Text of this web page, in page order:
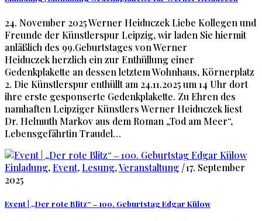
24. November 2025 Werner Heiduczek Liebe Kollegen und
Freunde der Künstlerspur Leipzig, wir laden Sie hiermit
anläßlich des 99.Geburtstages von Werner
Heiduczek herzlich ein zur Enthüllung einer
Gedenkplakette an dessen letztem Wohnhaus, Körnerplatz
2. Die Künstlerspur enthüllt am 24.11.2025 um 14 Uhr dort
ihre erste gesponserte Gedenkplakette. Zu Ehren des
namhaften Leipziger Künstlers Werner Heiduczek liest
Dr. Helmuth Markov aus dem Roman „Tod am Meer“,
Lebensgefährtin Traudel…
Einladung,Event, Lesung,Veranstaltung |17. September
2025
Event | „Der rote Blitz“ ‒ 100. Geburtstag Edgar Külow